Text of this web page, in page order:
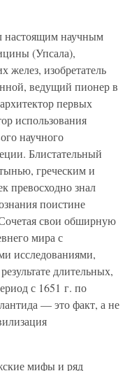
настоящим научным
(Упсала),
желез, изобретатель
ведущий пионер в
первых
использования
научного
Блистательный
греческим и
превосходно знал
поистине
свои обширную
мира с
исследованиями,
длительных,
с 1651 г. по
— это факт, а не
мифы и ряд